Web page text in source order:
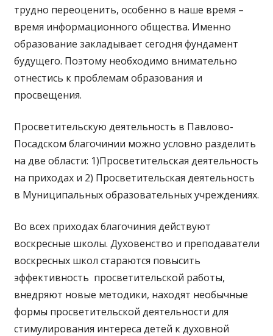
трудно переоценить, особенно в наше время –
время информационного общества. Именно
образование закладывает сегодня фундамент
будущего. Поэтому необходимо внимательно
отнестись к проблемам образования и
просвещения.
Просветительскую деятельность в Павлово-
Посадском благочинии можно условно разделить
на две области: 1)Просветительская деятельность
на приходах и 2) Просветительская деятельность
в Муниципальных образовательных учреждениях.
Во всех приходах благочиния действуют
воскресные школы. Духовенство и преподаватели
воскресных школ стараются повысить
эффективность просветительской работы,
внедряют новые методики, находят необычные
формы просветительской деятельности для
стимулирования интереса детей к духовной